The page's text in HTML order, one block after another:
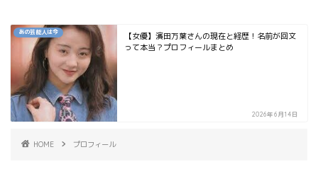
あの芸能人は今
【女優】濱田万葉さんの現在と経歴！名前が回文
って本当？プロフィールまとめ
2026年6月14日
HOME プロフィール